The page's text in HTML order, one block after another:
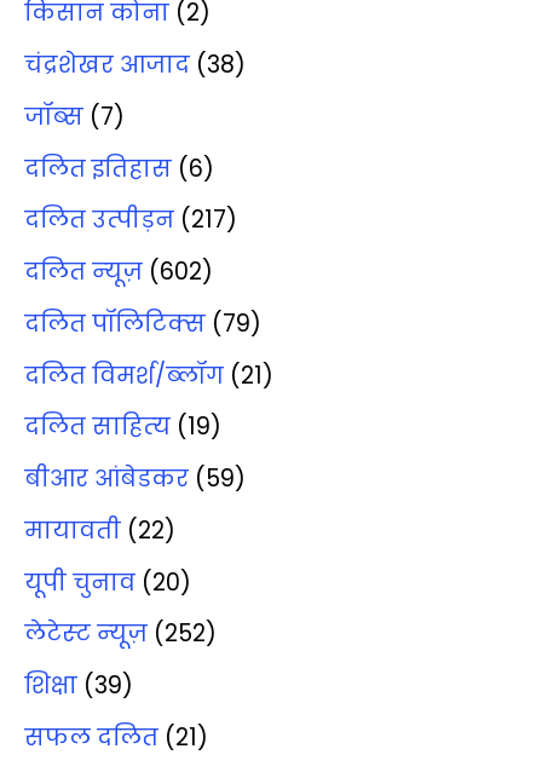
किसान कोना (2)
चंद्रशेखर आजाद (38)
जॉब्‍स (7)
दलित इतिहास (6)
दलित उत्‍पीड़न (217)
दलित न्‍यूज़ (602)
दलित पॉलिटिक्‍स (79)
दलित विमर्श/ब्‍लॉग (21)
दलित साहित्‍य (19)
बीआर आंबेडकर (59)
मायावती (22)
यूपी चुनाव (20)
लेटेस्‍ट न्‍यूज़ (252)
शिक्षा (39)
सफल दलित (21)